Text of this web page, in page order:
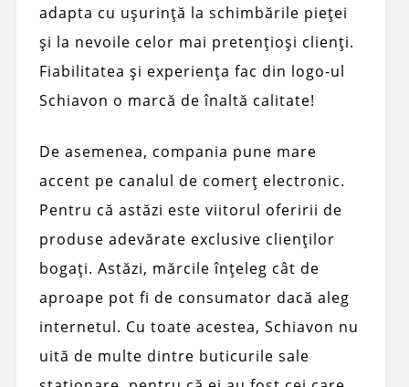
adapta cu ușurință la schimbările pieței
și la nevoile celor mai pretențioși clienți.
Fiabilitatea și experiența fac din logo-ul
Schiavon o marcă de înaltă calitate!
De asemenea, compania pune mare
accent pe canalul de comerț electronic.
Pentru că astăzi este viitorul oferirii de
produse adevărate exclusive clienților
bogați. Astăzi, mărcile înțeleg cât de
aproape pot fi de consumator dacă aleg
internetul. Cu toate acestea, Schiavon nu
uită de multe dintre buticurile sale